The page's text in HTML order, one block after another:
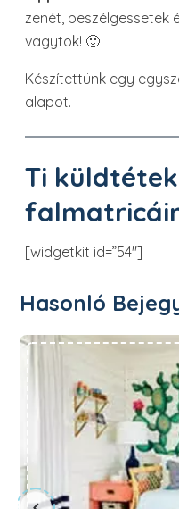
zenét, beszélgessetek
vagytok! 🙂
Készítettünk egy
alapot.
Ti
[widgetkit id=”54″]
Hasonló